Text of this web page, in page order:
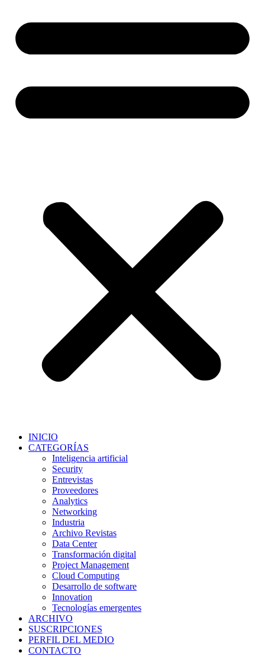
INICIO
CATEGORÍAS
Inteligencia artificial
Security
Entrevistas
Proveedores
Analytics
Networking
Industria
Archivo Revistas
Data Center
Transformación digital
Project Management
Cloud Computing
Desarrollo de software
Innovation
Tecnologías emergentes
ARCHIVO
SUSCRIPCIONES
PERFIL DEL MEDIO
CONTACTO